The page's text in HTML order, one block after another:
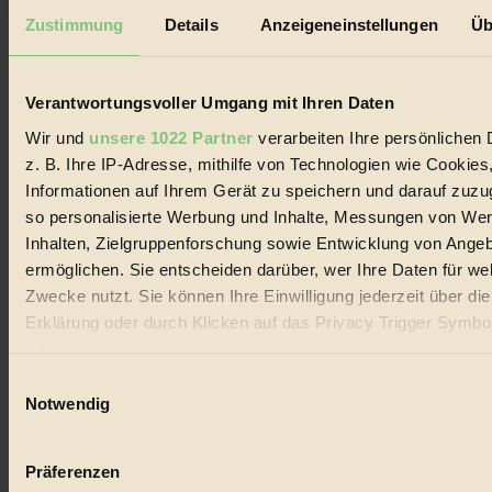
Zustimmung Details Anzeigeneinstellungen
Verantwortungsvoller Umgang mit Ihren Daten
Wir und unsere 1022 Partner verarbeiten Ihre persönlichen
z. B. Ihre IP-Adresse, mithilfe von Technologien wie
Informationen auf Ihrem Gerät zu speichern und darauf
so personalisierte Werbung und Inhalte, Messungen von
Inhalten, Zielgruppenforschung sowie Entwicklung von
ermöglichen. Sie entscheiden darüber, wer Ihre Daten für
Zwecke nutzt. Sie können Ihre Einwilligung jederzeit über
Erklärung oder durch Klicken auf das Privacy Trigger
oder widerrufen
Wenn Sie es erlauben, würden wir auch gerne:
Ihr Gerät durch aktives Scannen nach bestimmten
Notwendig
Präferenzen
RISKANT:
Wenn Meeres- und Wildvögel im
Freilandhühnerbetrieb vorbeischauen.
Mitteleuropa inziwschen oft zu Hause.
GEMEINER:
Es gibt nun Weinflaschen, die nach
Entleerung voll wieder zu dir zurückkommen.
Der BIORAMA-Newsletter
Erhalte in regelmäßigen Abständen die aktuellsten Artikel,
Gewinnspiele & Ausgaben übersichtlich aufbereitet vom
Jetzt eintragen: